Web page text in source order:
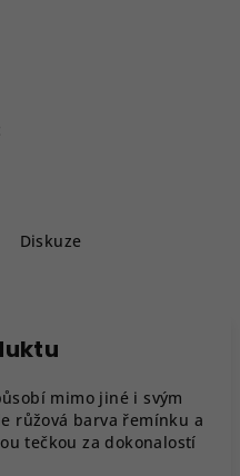
Diskuze
mimo jiné i svým
růžová barva řemínku a
tečkou za dokonalostí